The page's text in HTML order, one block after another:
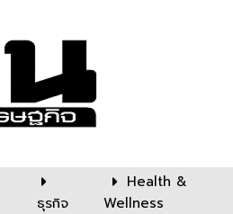
ธุรกิจ
Health &
Wellness